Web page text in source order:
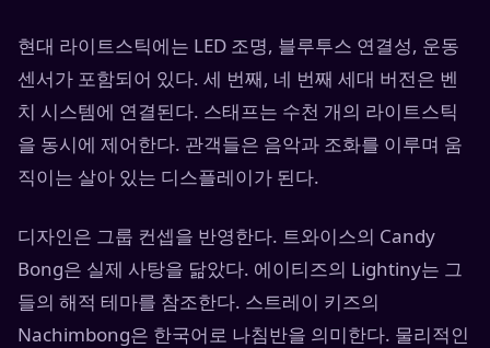
현대 라이트스틱에는 LED 조명, 블루투스 연결성, 운동
센서가 포함되어 있다. 세 번째, 네 번째 세대 버전은 벤
치 시스템에 연결된다. 스태프는 수천 개의 라이트스틱
을 동시에 제어한다. 관객들은 음악과 조화를 이루며 움
직이는 살아 있는 디스플레이가 된다.
디자인은 그룹 컨셉을 반영한다. 트와이스의 Candy
Bong은 실제 사탕을 닮았다. 에이티즈의 Lightiny는 그
들의 해적 테마를 참조한다. 스트레이 키즈의
Nachimbong은 한국어로 나침반을 의미한다. 물리적인